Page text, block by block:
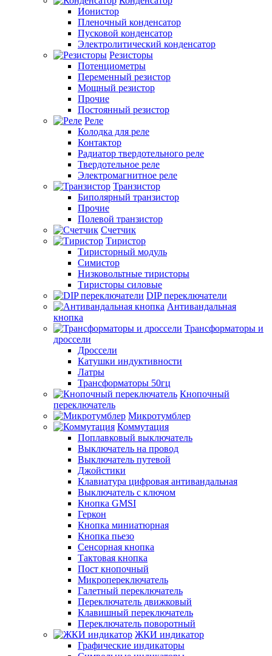
Ионистор
Пленочный конденсатор
Пусковой конденсатор
Электролитический конденсатор
Резисторы
Потенциометры
Переменный резистор
Мощный резистор
Прочие
Постоянный резистор
Реле
Колодка для реле
Контактор
Радиатор твердотельного реле
Твердотельное реле
Электромагнитное реле
Транзистор
Биполярный транзистор
Прочие
Полевой транзистор
Счетчик
Тиристор
Тиристорный модуль
Симистор
Низковольтные тиристоры
Тиристоры силовые
DIP переключатели
Антивандальная
кнопка
Трансформаторы и
дроссели
Дроссели
Катушки индуктивности
Латры
Трансформаторы 50гц
Кнопочный
переключатель
Микротумблер
Коммутация
Поплавковый выключатель
Выключатель на провод
Выключатель путевой
Джойстики
Клавиатура цифровая антивандальная
Выключатель с ключом
Кнопка GMSI
Геркон
Кнопка миниатюрная
Кнопка пьезо
Сенсорная кнопка
Тактовая кнопка
Пост кнопочный
Микропереключатель
Галетный переключатель
Переключатель движковый
Клавишный переключатель
Переключатель поворотный
ЖКИ индикатор
Графические индикаторы